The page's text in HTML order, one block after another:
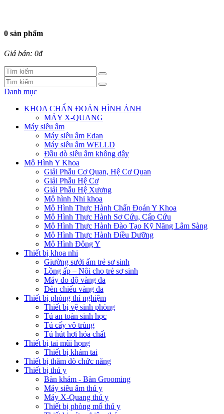
0 sản phẩm
Giá bán: 0đ
Danh mục
KHOA CHẨN ĐOÁN HÌNH ẢNH
MÁY X-QUANG
Máy siêu âm
Máy siêu âm Edan
Máy siêu âm WELLD
Đầu dò siêu âm không dây
Mô Hình Y Khoa
Giải Phẫu Cơ Quan, Hệ Cơ Quan
Giải Phẫu Hệ Cơ
Giải Phẫu Hệ Xương
Mô hình Nhi khoa
Mô Hình Thực Hành Chẩn Đoán Y Khoa
Mô Hình Thực Hành Sơ Cứu, Cấp Cứu
Mô Hình Thực Hành Đào Tạo Kỹ Năng Lâm Sàng
Mô Hình Thực Hành Điều Dưỡng
Mô Hình Đông Y
Thiết bị khoa nhi
Giường sưởi ấm trẻ sơ sinh
Lồng ấp – Nôi cho trẻ sơ sinh
Máy đo độ vàng da
Đèn chiếu vàng da
Thiết bị phòng thí nghiệm
Thiết bị vệ sinh phòng
Tủ an toàn sinh học
Tủ cấy vô trùng
Tủ hút hơi hóa chất
Thiết bị tai mũi họng
Thiết bị khám tai
Thiết bị thăm dò chức năng
Thiết bị thú y
Bàn khám - Bàn Grooming
Máy siêu âm thú y
Máy X-Quang thú y
Thiết bị phòng mổ thú y